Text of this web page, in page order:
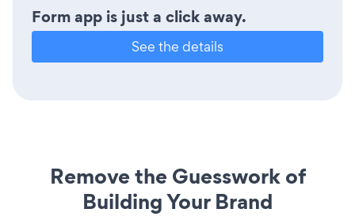
Form app is just a click away.
See the details
Remove the Guesswork of
Building Your Brand